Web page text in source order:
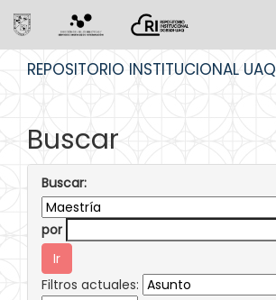
REPOSITORIO INSTITUCIONAL UAQ
Buscar
Buscar:
por
Filtros actuales: